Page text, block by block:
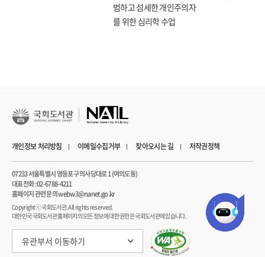
우리는 어제보다 나은 내일을 원하며 수많은 자기계발서를 찾아 읽는다. 삶의 자세,
인간 관계, 시간 관리, 성공하는 법 등 인생에 도움이 될 만한 주제를 다룬 책을 보고,
심리학’이라는, 단순하지만 거의 활용되지 않은 이 주제를 이 책에서 완벽하게
다루었다. 세계 최대 서평 사이트 굿리즈에는 이 책을 통해 인생이 바뀌고, 최고의
신경과학자들의 연구 결과와 유명인들의 예화를 통해 증명하고 있다는 점,
이론에서 그치는 게 아닌 삶에서 적용할 수 있는 구체적인 행동 지침을 제시하고
있다는 점이 4.35라는 높은 평점과 수많은 리뷰가 달리게 된 이유일 것이다.
이 책은 ‘미래의 나는 어떤 모습일지 깊이 생각해보라’라는 메시지에서 시작된다.
미래에 대한 명확한 목적이 있어야 현재의 나를 발전시키고 상황을 나아지게 한다.
반면 눈앞의 목표를 추구하거나 도파민이 잠깐 활성화되는 쾌락을 일삼는다면
미래의 나는 결국 큰 대가를 치를 수밖에 없다. ‘2년 후’, ‘5년 후’, ‘10년 후’의 내
범하고 섬세한 개인주의자
를 위한 심리학 수업
개인정보 처리방침 이메일수집거부 찾아오시는 길 저작권정책
07233 서울특별시 영등포구 의사당대로 1 (여의도동)
대표전화 : 02-6788-4211
홈페이지 관련 문의 webw3@nanet.go.kr
Copyrightⓒ 국회도서관. All rights reserved.
대한민국 국회도서관 홈페이지의 모든 정보에 대한 권한은 국회도서관에 있습니다.
유관부서 이동하기